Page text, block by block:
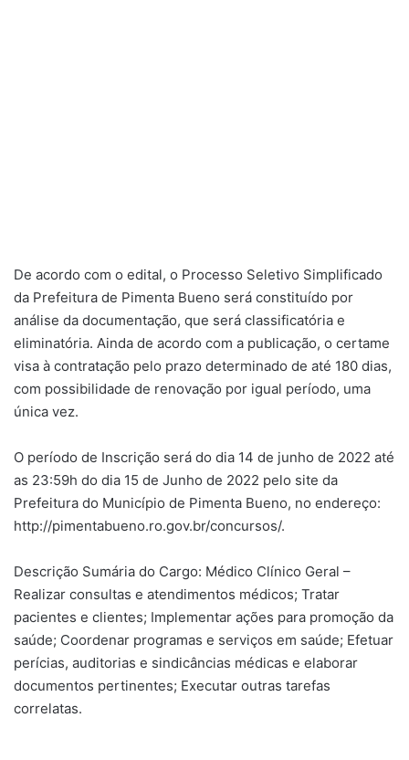
De acordo com o edital, o Processo Seletivo Simplificado
da Prefeitura de Pimenta Bueno será constituído por
análise da documentação, que será classificatória e
eliminatória. Ainda de acordo com a publicação, o certame
visa à contratação pelo prazo determinado de até 180 dias,
com possibilidade de renovação por igual período, uma
única vez.
O período de Inscrição será do dia 14 de junho de 2022 até
as 23:59h do dia 15 de Junho de 2022 pelo site da
Prefeitura do Município de Pimenta Bueno, no endereço:
http://pimentabueno.ro.gov.br/concursos/.
Descrição Sumária do Cargo: Médico Clínico Geral –
Realizar consultas e atendimentos médicos; Tratar
pacientes e clientes; Implementar ações para promoção da
saúde; Coordenar programas e serviços em saúde; Efetuar
perícias, auditorias e sindicâncias médicas e elaborar
documentos pertinentes; Executar outras tarefas
correlatas.